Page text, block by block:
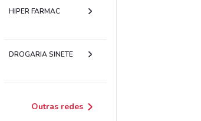
HIPER FARMAC
DROGARIA SINETE
Outras redes